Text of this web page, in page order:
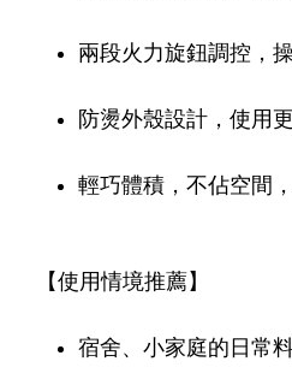
兩段火力旋鈕調控，
防燙外殼設計，使用
輕巧體積，不佔空間
【使用情境推薦】
宿舍、小家庭的日常